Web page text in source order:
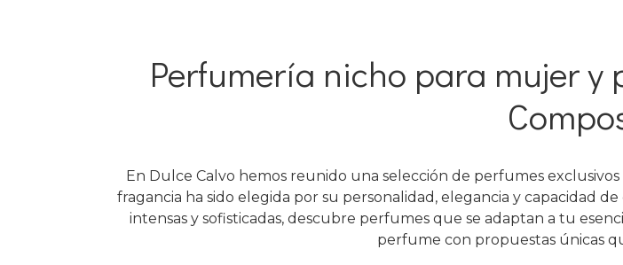
Perfumería nicho para mujer
En Dulce Calvo hemos reunido una selección de perfumes
fragancia ha sido elegida por su personalidad, elegancia y capacidad
intensas y sofisticadas, descubre perfumes que se adaptan a tu
perfume con propuestas únicas